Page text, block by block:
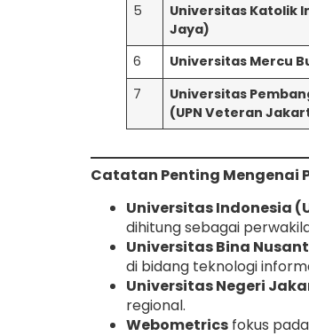
5
Universitas Katolik
Jaya)
6 Universitas Mercu
7
Universitas
(UPN Veteran
Catatan Penting Mengenai
Universitas Indonesia
dihitung sebagai
Universitas Bina
di bidang teknologi
Universitas Negeri
regional.
Webometrics fokus